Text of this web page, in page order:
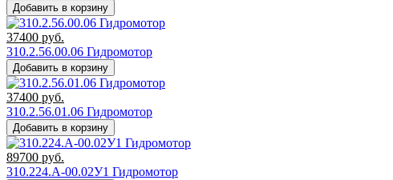
Добавить в корзину
37400 руб.
310.2.56.00.06 Гидромотор
Добавить в корзину
37400 руб.
310.2.56.01.06 Гидромотор
Добавить в корзину
89700 руб.
310.224.А-00.02У1 Гидромотор